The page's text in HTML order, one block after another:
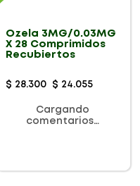
Ozela 3MG/0.03MG
X 28 Comprimidos
Recubiertos
$ 28.300 $ 24.055
Cargando
comentarios…